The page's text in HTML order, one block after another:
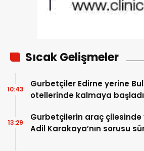
Sıcak Gelişmeler
Gurbetçiler Edirne yerine
otellerinde kalmaya başladı
10:43
Gurbetçilerin araç
Adil Karakaya’nın sorusu
13:29